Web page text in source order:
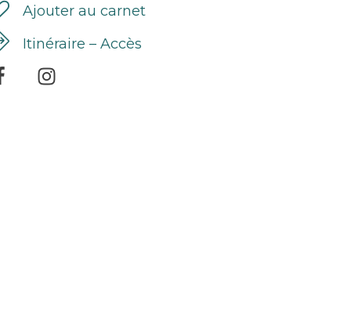
Ajouter au carnet
Itinéraire – Accès